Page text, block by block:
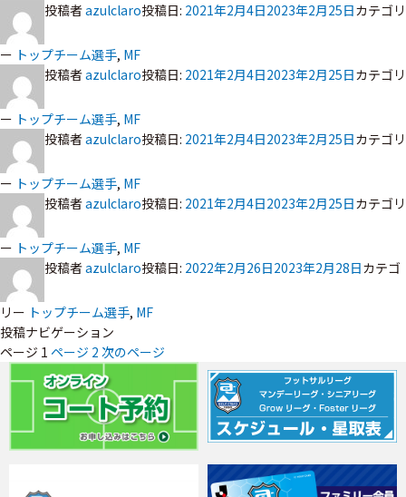
投稿者azulclaro投稿日: 2021年2月4日2023年2月25日カテゴリ
ー トップチーム選手, MF
投稿者azulclaro投稿日: 2021年2月4日2023年2月25日カテゴリ
ー トップチーム選手, MF
投稿者azulclaro投稿日: 2021年2月4日2023年2月25日カテゴリ
ー トップチーム選手, MF
投稿者azulclaro投稿日: 2021年2月4日2023年2月25日カテゴリ
ー トップチーム選手, MF
投稿者azulclaro投稿日: 2022年2月26日2023年2月28日カテゴ
リー トップチーム選手, MF
投稿ナビゲーション
ページ 1 ページ 2 次のページ